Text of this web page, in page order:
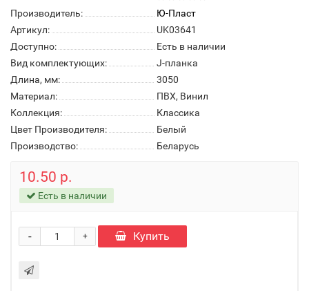
Производитель:
Ю-Пласт
Артикул:
UK03641
Доступно:
Есть в наличии
Вид комплектующих:
J-планка
Длина, мм:
3050
Материал:
ПВХ, Винил
Коллекция:
Классика
Цвет Производителя:
Белый
Производство:
Беларусь
10.50 р.
Есть в наличии
+
- Купить